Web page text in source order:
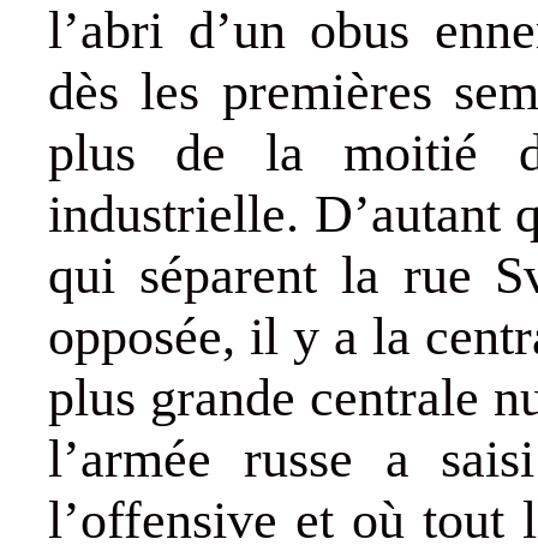
l’abri d’un obus
dès les premières
plus de la moitié
industrielle. D’autant
qui séparent la rue
opposée, il y a la
plus grande centrale
l’armée russe a
l’offensive et où tout